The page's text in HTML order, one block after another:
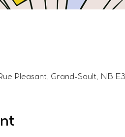
Pleasant, Grand-Sault, NB